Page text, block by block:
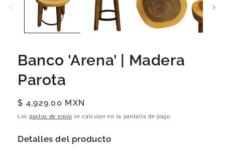
Banco 'Arena' | Madera
Parota
Precio
habitual
$ 4,929.00 MXN
Los gastos de envío se calculan en la pantalla de pago.
Detalles del producto